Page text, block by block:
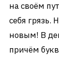
на своём
себя грязь.
новым! В
причём